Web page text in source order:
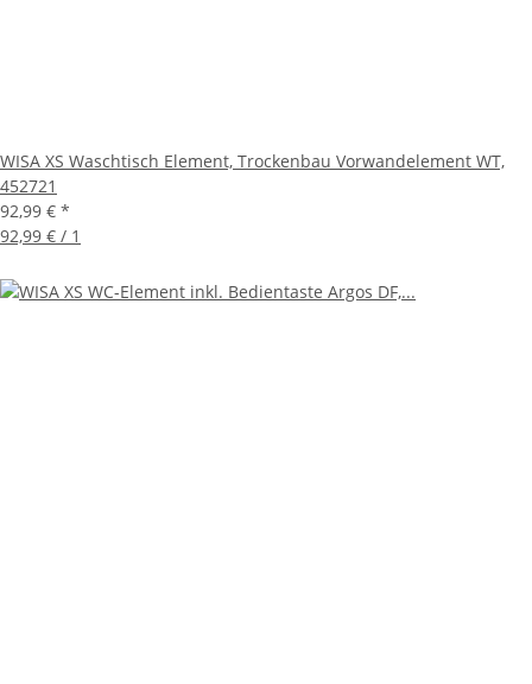
WISA XS Waschtisch Element, Trockenbau Vorwandelement WT,
452721
92,99 € *
92,99 € / 1